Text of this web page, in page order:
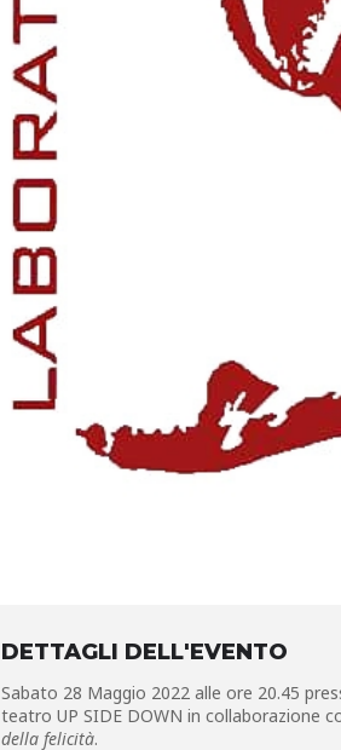
DETTAGLI DELL'EVENTO
Sabato 28 Maggio 2022 alle ore 20.45
teatro UP SIDE DOWN in collaborazione
della felicità.